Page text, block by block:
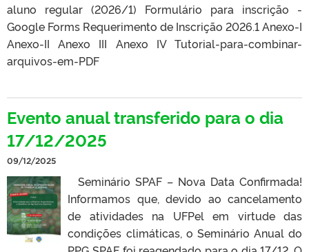
aluno regular (2026/1) Formulário para inscrição -
Google Forms Requerimento de Inscrição 2026.1 Anexo-I
Anexo-II Anexo III Anexo IV Tutorial-para-combinar-
arquivos-em-PDF
Evento anual transferido para o dia
17/12/2025
09/12/2025
Seminário SPAF – Nova Data Confirmada!
Informamos que, devido ao cancelamento
de atividades na UFPel em virtude das
condições climáticas, o Seminário Anual do